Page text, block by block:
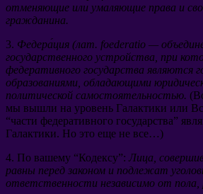
отменяющие или умаляющие права и
гражданина.
3. Федера́ция (лат. foederatio —
государственного устройства при
федеративного государства являются
образованиями обладающими
политической самостоятельностью. (
мы вышли на уровень Галактики или
“части федеративного государства”
Галактики. Но это еще не все…)
4. По вашему “Кодексу”: Лица
равны перед законом и подлежат
ответственности независимо от пола